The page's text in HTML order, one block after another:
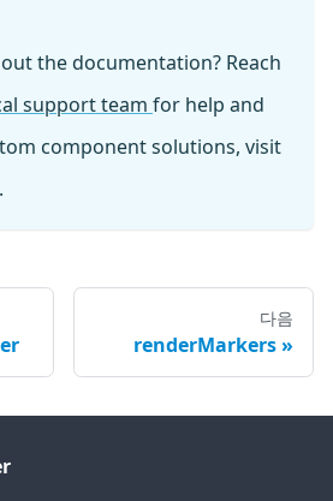
the documentation? Reach
support team for help and
component solutions, visit
다음
renderMarkers